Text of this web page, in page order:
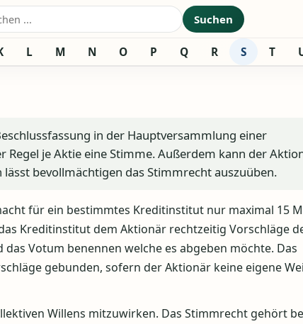
Suchen
L M N O P Q R S T
in der Hauptversammlung einer
je Aktie eine Stimme. Außerdem kann der
bevollmächtigen das Stimmrecht auszuüben.
für ein bestimmtes Kreditinstitut nur maximal 15
Kreditinstitut dem Aktionär rechtzeitig Vorschläge
Votum benennen welche es abgeben möchte. Das
gebunden, sofern der Aktionär keine eigene
Willens mitzuwirken. Das Stimmrecht gehört